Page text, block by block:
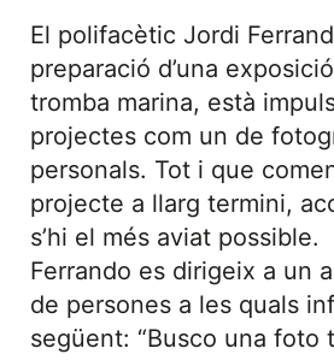
El polifacètic Jordi
preparació d’una
tromba marina, està
projectes com un de
personals. Tot i que
projecte a llarg termini,
s’hi el més aviat possible.
Ferrando es dirigeix a un
de persones a les quals
següent: “Busco una foto